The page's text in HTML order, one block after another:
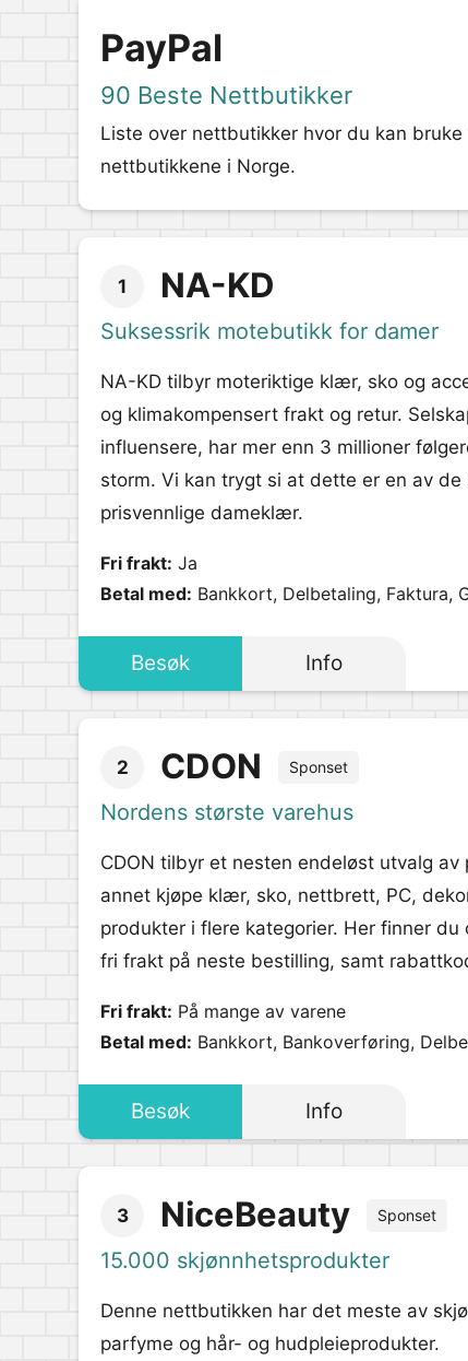
PayPal
90 Beste Nettbutikker
Liste over nettbutikker hvor du kan
nettbutikkene i Norge.
1 NA-KD
Suksessrik motebutikk for damer
NA-KD tilbyr moteriktige klær, sko og
og klimakompensert frakt og retur.
influensere, har mer enn 3 millioner
storm. Vi kan trygt si at dette er en av
prisvennlige dameklær.
Fri frakt: Ja
Betal med: Bankkort, Delbetaling, Faktura,
Besøk Info
2 CDON Sponset
Nordens største varehus
CDON tilbyr et nesten endeløst utvalg
annet kjøpe klær, sko, nettbrett, PC,
produkter i flere kategorier. Her finner
fri frakt på neste bestilling, samt
Fri frakt: På mange av varene
Betal med: Bankkort, Bankoverføring,
Besøk Info
3 NiceBeauty Sponset
15.000 skjønnhetsprodukter
Denne nettbutikken har det meste av
parfyme og hår- og hudpleieprodukter.